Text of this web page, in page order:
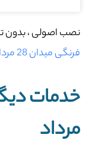
نصب اصولی ، بدون
فرنگی میدان 28 مرداد
مرداد